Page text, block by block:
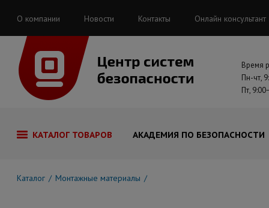
О компании Новости Контакты Онлайн консультант
Время
Пн-чт,
Пт,
КАТАЛОГ ТОВАРОВ АКАДЕМИЯ ПО БЕЗОПАСНОСТИ
Каталог Монтажные материалы